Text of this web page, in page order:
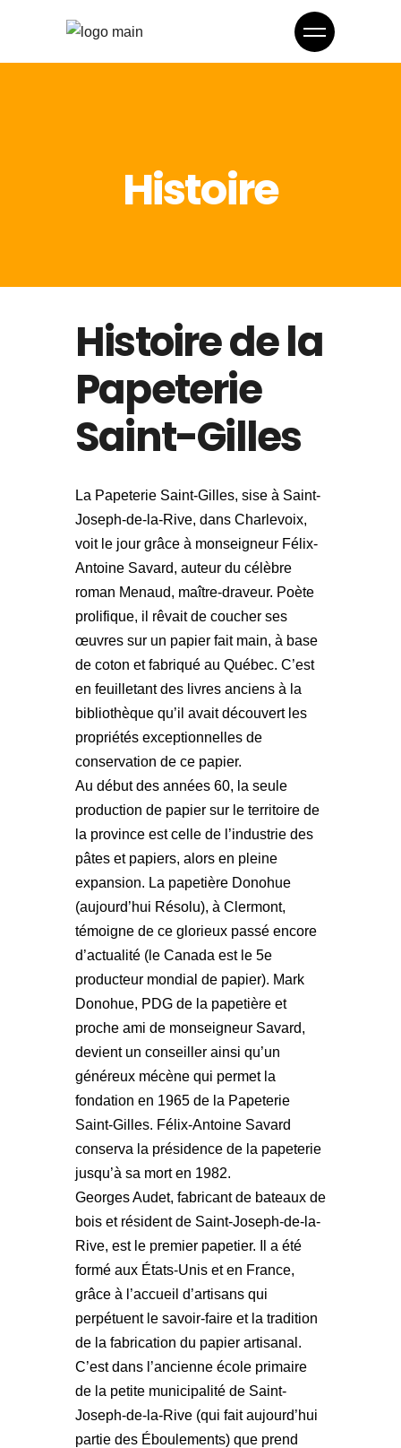
Histoire
Histoire de la
Papeterie
Saint-Gilles
La Papeterie Saint-Gilles, sise à Saint-
Joseph-de-la-Rive, dans Charlevoix,
voit le jour grâce à monseigneur Félix-
Antoine Savard, auteur du célèbre
roman Menaud, maître-draveur. Poète
prolifique, il rêvait de coucher ses
œuvres sur un papier fait main, à base
de coton et fabriqué au Québec. C’est
en feuilletant des livres anciens à la
bibliothèque qu’il avait découvert les
propriétés exceptionnelles de
conservation de ce papier.
Au début des années 60, la seule
production de papier sur le territoire de
la province est celle de l’industrie des
pâtes et papiers, alors en pleine
expansion. La papetière Donohue
(aujourd’hui Résolu), à Clermont,
témoigne de ce glorieux passé encore
d’actualité (le Canada est le 5e
producteur mondial de papier). Mark
Donohue, PDG de la papetière et
proche ami de monseigneur Savard,
devient un conseiller ainsi qu’un
généreux mécène qui permet la
fondation en 1965 de la Papeterie
Saint-Gilles. Félix-Antoine Savard
conserva la présidence de la papeterie
jusqu’à sa mort en 1982.
Georges Audet, fabricant de bateaux de
bois et résident de Saint-Joseph-de-la-
Rive, est le premier papetier. Il a été
formé aux États-Unis et en France,
grâce à l’accueil d’artisans qui
perpétuent le savoir-faire et la tradition
de la fabrication du papier artisanal.
C’est dans l’ancienne école primaire
de la petite municipalité de Saint-
Joseph-de-la-Rive (qui fait aujourd’hui
partie des Éboulements) que prend